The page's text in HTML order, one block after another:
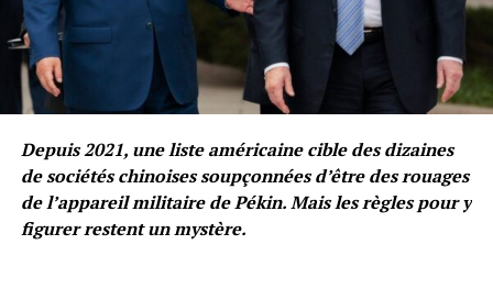
Depuis 2021, une liste américaine cible des dizaines
de sociétés chinoises soupçonnées d’être des rouages
de l’appareil militaire de Pékin. Mais les règles pour y
figurer restent un mystère.